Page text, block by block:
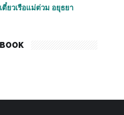
ตี๋ยวเรือแม่ต่วม อยุธยา